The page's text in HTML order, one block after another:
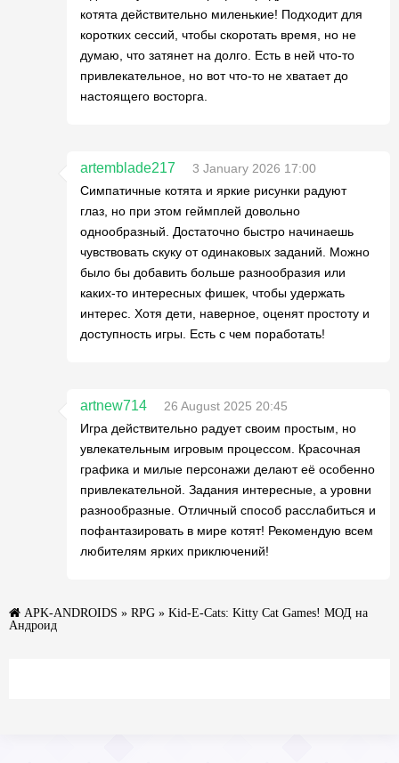
котята действительно миленькие! Подходит для
коротких сессий, чтобы скоротать время, но не
думаю, что затянет на долго. Есть в ней что-то
привлекательное, но вот что-то не хватает до
настоящего восторга.
artemblade217
3 January 2026 17:00
Симпатичные котята и яркие рисунки радуют
глаз, но при этом геймплей довольно
однообразный. Достаточно быстро начинаешь
чувствовать скуку от одинаковых заданий. Можно
было бы добавить больше разнообразия или
каких-то интересных фишек, чтобы удержать
интерес. Хотя дети, наверное, оценят простоту и
доступность игры. Есть с чем поработать!
artnew714
26 August 2025 20:45
Игра действительно радует своим простым, но
увлекательным игровым процессом. Красочная
графика и милые персонажи делают её особенно
привлекательной. Задания интересные, а уровни
разнообразные. Отличный способ расслабиться и
пофантазировать в мире котят! Рекомендую всем
любителям ярких приключений!
APK-ANDROIDS » RPG » Kid-E-Cats: Kitty Cat Games! МОД на
Андроид